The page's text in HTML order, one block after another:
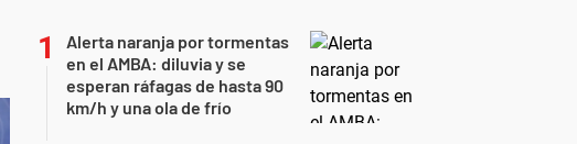
Alerta naranja por tormentas
en el AMBA: diluvia y se
esperan ráfagas de hasta 90
km/h y una ola de frío